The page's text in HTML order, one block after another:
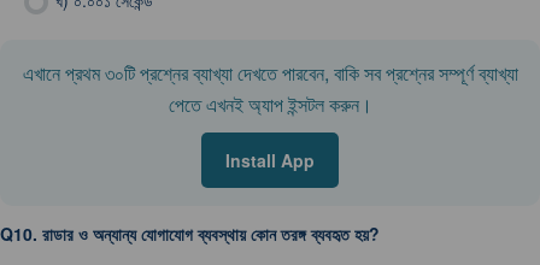
এখানে প্রথম ৩০টি প্রশ্নের ব্যাখ্যা দেখতে পারবেন, বাকি সব প্রশ্নের সম্পূর্ণ ব্যাখ্যা
পেতে এখনই অ্যাপ ইন্সটল করুন।
Install App
Q10. রাডার ও অন্যান্য যোগাযোগ ব্যবস্থায় কোন তরঙ্গ ব্যবহৃত হয়?